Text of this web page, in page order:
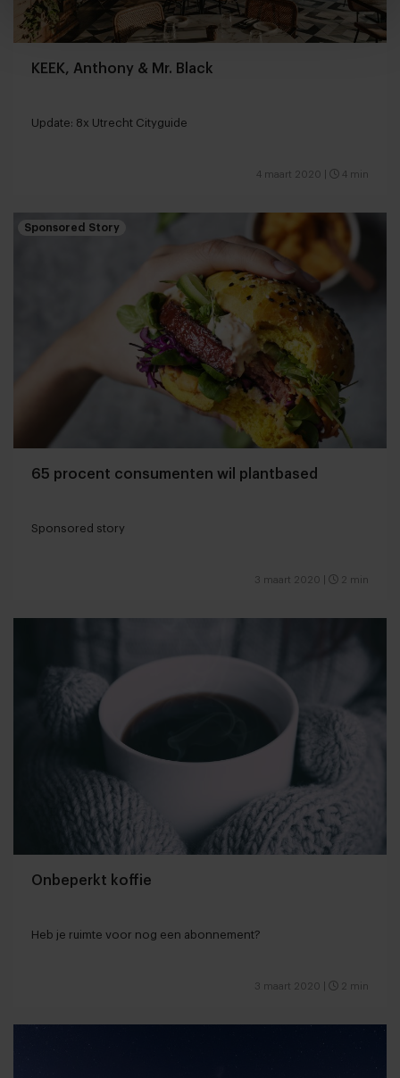
KEEK, Anthony & Mr. Black
Update: 8x Utrecht Cityguide
4 maart 2020 4 min
Sponsored Story
65 procent consumenten wil plantbased
Sponsored story
3 maart 2020 2 min
Onbeperkt koffie
Heb je ruimte voor nog een abonnement?
3 maart 2020 2 min